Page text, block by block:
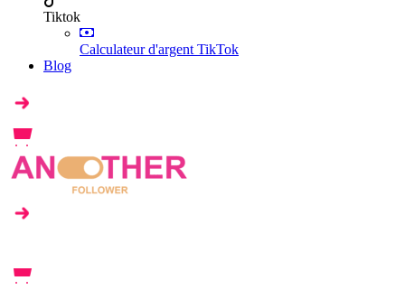
Tiktok
Calculateur d'argent TikTok
Blog